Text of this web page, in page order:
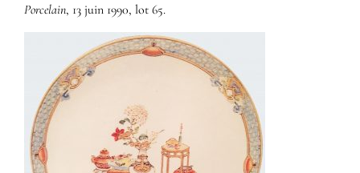
Porcelain, 13 juin 1990, lot 65.